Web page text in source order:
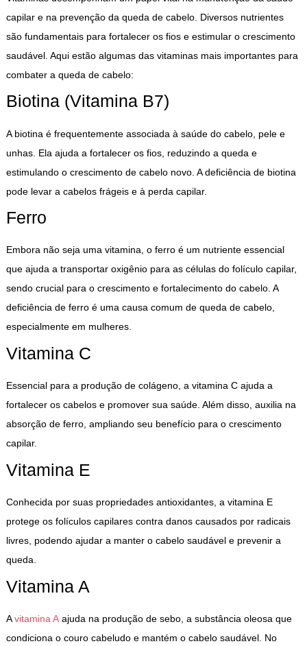
capilar e na prevenção da queda de cabelo. Diversos nutrientes
são fundamentais para fortalecer os fios e estimular o crescimento
saudável. Aqui estão algumas das vitaminas mais importantes para
combater a queda de cabelo:
Biotina (Vitamina B7)
A biotina é frequentemente associada à saúde do cabelo, pele e
unhas. Ela ajuda a fortalecer os fios, reduzindo a queda e
estimulando o crescimento de cabelo novo. A deficiência de biotina
pode levar a cabelos frágeis e à perda capilar.
Ferro
Embora não seja uma vitamina, o ferro é um nutriente essencial
que ajuda a transportar oxigênio para as células do folículo capilar,
sendo crucial para o crescimento e fortalecimento do cabelo. A
deficiência de ferro é uma causa comum de queda de cabelo,
especialmente em mulheres.
Vitamina C
Essencial para a produção de colágeno, a vitamina C ajuda a
fortalecer os cabelos e promover sua saúde. Além disso, auxilia na
absorção de ferro, ampliando seu benefício para o crescimento
capilar.
Vitamina E
Conhecida por suas propriedades antioxidantes, a vitamina E
protege os folículos capilares contra danos causados por radicais
livres, podendo ajudar a manter o cabelo saudável e prevenir a
queda.
Vitamina A
Avitamina Aajuda na produção de sebo, a substância oleosa que
condiciona o couro cabeludo e mantém o cabelo saudável. No